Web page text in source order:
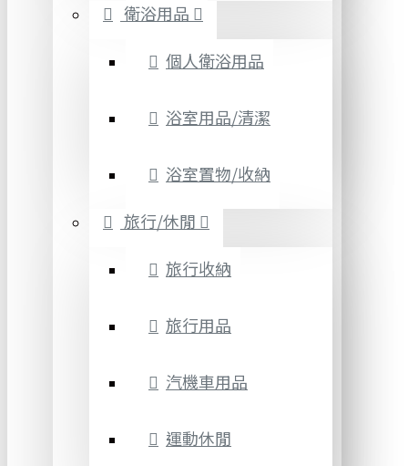
衛浴用品
個人衛浴用品
浴室用品/清潔
浴室置物/收納
旅行/休閒
旅行收納
旅行用品
汽機車用品
運動休閒